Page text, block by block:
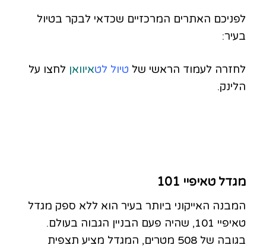
לפניכם האתרים המרכזיים שכדאי לבקר בטיול
בעיר:
לחזרה לעמוד הראשי של טיול לטאיוואן לחצו על
הלינק.
מגדל טאיפיי 101
המבנה האייקוני ביותר בעיר הוא ללא ספק מגדל
טאיפיי 101, שהיה פעם הבניין הגבוה בעולם.
בגובה של 508 מטרים, המגדל מציע תצפית